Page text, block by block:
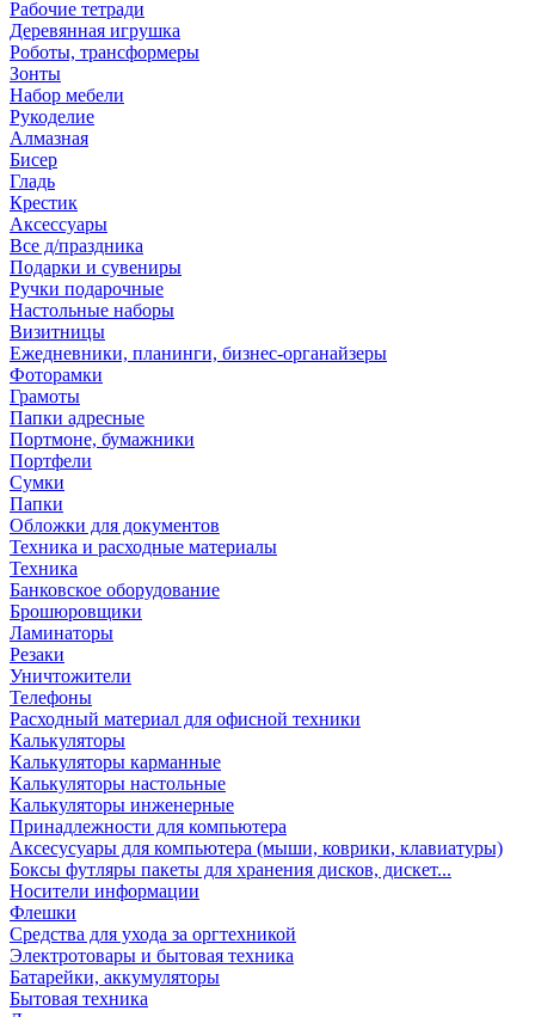
Рабочие тетради
Деревянная игрушка
Роботы, трансформеры
Зонты
Набор мебели
Рукоделие
Алмазная
Бисер
Гладь
Крестик
Аксессуары
Все д/праздника
Подарки и сувениры
Ручки подарочные
Настольные наборы
Визитницы
Ежедневники, планинги, бизнес-органайзеры
Фоторамки
Грамоты
Папки адресные
Портмоне, бумажники
Портфели
Сумки
Папки
Обложки для документов
Техника и расходные материалы
Техника
Банковское оборудование
Брошюровщики
Ламинаторы
Резаки
Уничтожители
Телефоны
Расходный материал для офисной техники
Калькуляторы
Калькуляторы карманные
Калькуляторы настольные
Калькуляторы инженерные
Принадлежности для компьютера
Аксесусуары для компьютера (мыши, коврики, клавиатуры)
Боксы футляры пакеты для хранения дисков, дискет...
Носители информации
Флешки
Средства для ухода за оргтехникой
Электротовары и бытовая техника
Батарейки, аккумуляторы
Бытовая техника